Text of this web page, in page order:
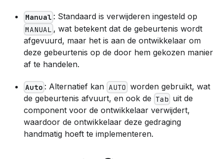
Manual : Standaard is verwijderen ingesteld op
MANUAL , wat betekent dat de gebeurtenis wordt
afgevuurd, maar het is aan de ontwikkelaar om
deze gebeurtenis op de door hem gekozen manier
af te handelen.
Auto : Alternatief kanAUTO worden gebruikt, wat
de gebeurtenis afvuurt, en ook de Tab uit de
component voor de ontwikkelaar verwijdert,
waardoor de ontwikkelaar deze gedraging
handmatig hoeft te implementeren.